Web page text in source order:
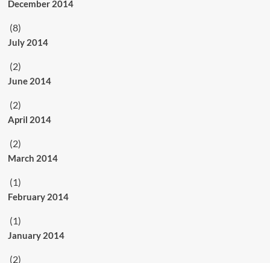
December 2014
(8)
July 2014
(2)
June 2014
(2)
April 2014
(2)
March 2014
(1)
February 2014
(1)
January 2014
(2)